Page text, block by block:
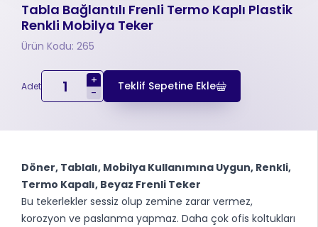
Tabla Bağlantılı Frenli Termo Kaplı Plastik
Renkli Mobilya Teker
Ürün Kodu: 265
Adet
+
-
Teklif Sepetine Ekle
Döner, Tablalı, Mobilya Kullanımına Uygun, Renkli,
Termo Kapalı, Beyaz Frenli Teker
Bu tekerlekler sessiz olup zemine zarar vermez,
korozyon ve paslanma yapmaz. Daha çok ofis koltukları